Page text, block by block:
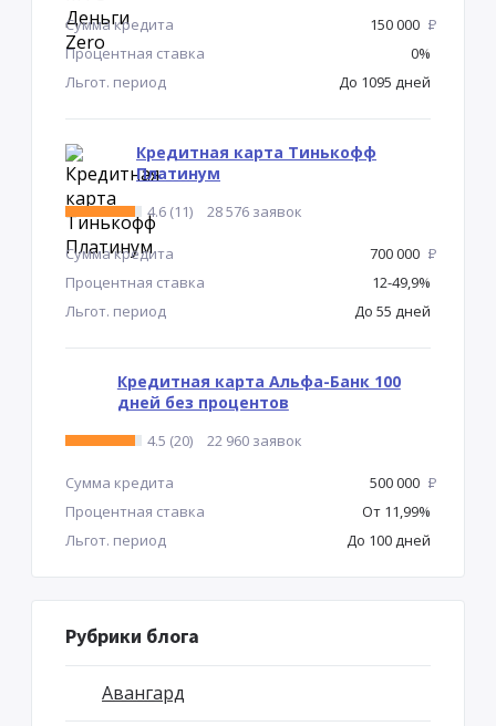
Сумма кредита 150 000 Р
Процентная ставка
0%
Льгот. период
До 1095 дней
Кредитная карта Тинькофф
Платинум
4.6 (11) 28 576 заявок
Сумма кредита 700 000 Р
Процентная ставка
12-49,9%
Льгот. период
До 55 дней
Кредитная карта Альфа-Банк 100
дней без процентов
4.5 (20) 22 960 заявок
Сумма кредита 500 000 Р
Процентная ставка
От 11,99%
Льгот. период
До 100 дней
Рубрики блога
Авангард